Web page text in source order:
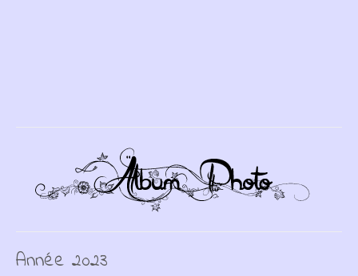
Année 2023